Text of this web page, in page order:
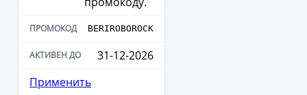
BERIROBOROCK
31-12-2026
Применить